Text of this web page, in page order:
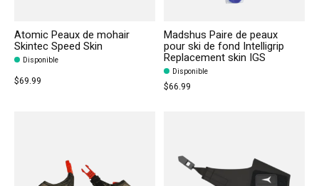
Atomic Peaux de mohair
Skintec Speed Skin
Disponible
$69.99
Madshus Paire de peaux
pour ski de fond Intelligrip
Replacement skin IGS
Disponible
$66.99